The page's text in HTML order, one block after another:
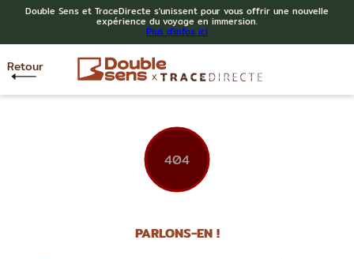
Double Sens et TraceDirecte s'unissent pour vous offrir une nouvelle
expérience du voyage en immersion.
Plus d'infos ici
Retour
404
PARLONS-EN !